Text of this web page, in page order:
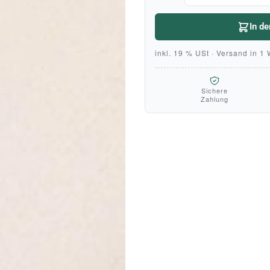
In
inkl. 19 % USt · Versand in 1
Sichere
Zahlung